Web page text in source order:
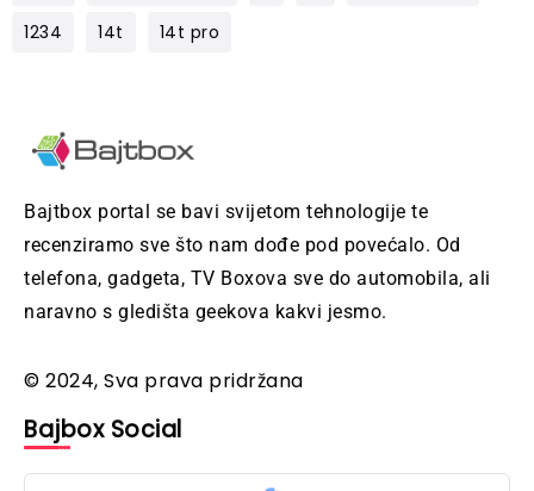
1234
14t 14t pro
Bajtbox portal se bavi svijetom tehnologije te
recenziramo sve što nam dođe pod povećalo. Od
telefona, gadgeta, TV Boxova sve do automobila, ali
naravno s gledišta geekova kakvi jesmo.
© 2024, Sva prava pridržana
Bajbox Social